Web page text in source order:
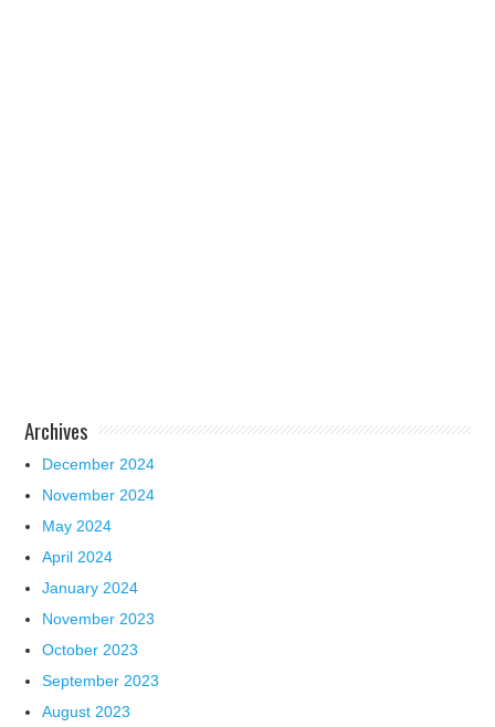
Archives
December 2024
November 2024
May 2024
April 2024
January 2024
November 2023
October 2023
September 2023
August 2023